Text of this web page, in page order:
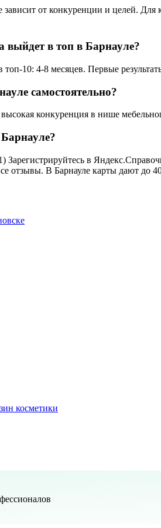
от конкуренции и целей.
выйдет в топ в Барнауле?
10: 4-8 месяцев. Первые
самостоятельно?
конкуренция в нише
Зарегистрируйтесь в
отзывы. В Барнауле карты дают до
косметики